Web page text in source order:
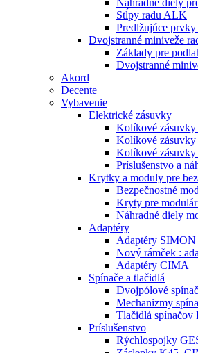
Náhradné diely
Stĺpy radu ALK
Predlžujúce
Dvojstranné miniveže
Základy pre
Dvojstranné
Akord
Decente
Vybavenie
Elektrické zásuvky
Kolíkové
Kolíkové
Kolíkové
Príslušenstvo a
Krytky a moduly pre
Bezpečnostné
Kryty pre
Náhradné diely
Adaptéry
Adaptéry SIMON
Nový rámček :
Adaptéry CIMA
Spínače a tlačidlá
Dvojpólové
Mechanizmy
Tlačidlá spínačov
Príslušenstvo
Rýchlospojky